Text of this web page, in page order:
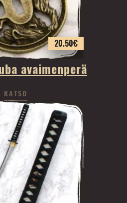
20.50€
avaimenperä
KATSO